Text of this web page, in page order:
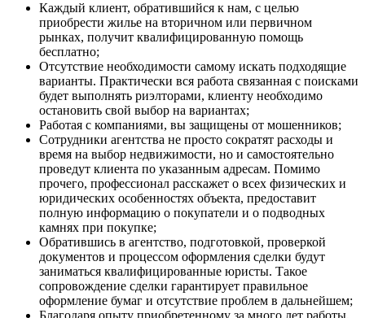
Каждый клиент, обратившийся к нам, с целью
приобрести жилье на вторичном или первичном
рынках, получит квалифицированную помощь
бесплатно;
Отсутствие необходимости самому искать подходящие
варианты. Практически вся работа связанная с поисками
будет выполнять риэлторами, клиенту необходимо
остановить свой выбор на вариантах;
Работая с компаниями, вы защищены от мошенников;
Сотрудники агентства не просто сократят расходы и
время на выбор недвижимости, но и самостоятельно
проведут клиента по указанным адресам. Помимо
прочего, профессионал расскажет о всех физических и
юридических особенностях объекта, предоставит
полную информацию о покупатели и о подводных
камнях при покупке;
Обратившись в агентство, подготовкой, проверкой
документов и процессом оформления сделки будут
заниматься квалифицированные юристы. Такое
сопровождение сделки гарантирует правильное
оформление бумаг и отсутствие проблем в дальнейшем;